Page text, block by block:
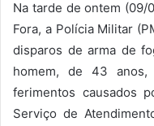
Na tarde de ontem (09/
Fora, a Polícia Militar
disparos de arma de
homem, de 43 anos,
ferimentos causados
Serviço de